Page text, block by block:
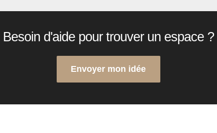
Besoin d'aide pour trouver un espace ?
Envoyer mon idée